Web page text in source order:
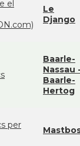
el
Le
Django
Baarle-
Nassau -
Baarle-
Hertog
per